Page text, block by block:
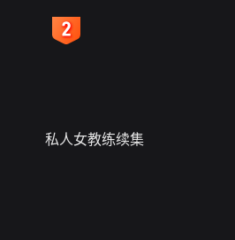
私人女教练续集